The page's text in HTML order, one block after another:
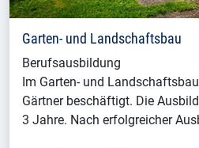
Garten- und Landschaftsbau
Berufsausbildung
Im Garten- und
Gärtner beschäftigt. Die
3 Jahre. Nach erfolgreicher